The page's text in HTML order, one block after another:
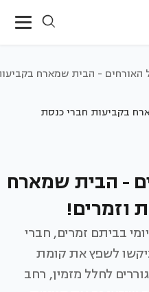
האורחים - הבית שמארח
- הבית שמארח
וזמרים!
בביתם זמרים, חברי
לשפץ את קומת
לחלל מזמין, רחב